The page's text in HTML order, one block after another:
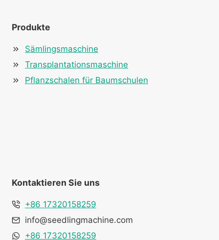
Produkte
Sämlingsmaschine
Transplantationsmaschine
Pflanzschalen für Baumschulen
Kontaktieren Sie uns
+86 17320158259
info@seedlingmachine.com
+86 17320158259